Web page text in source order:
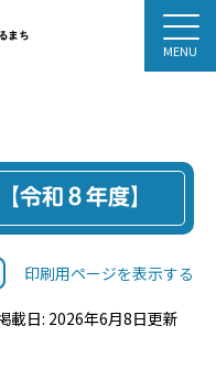
まち
令和８年度】
印刷用ページを表示する
載日: 2026年6月8日更新